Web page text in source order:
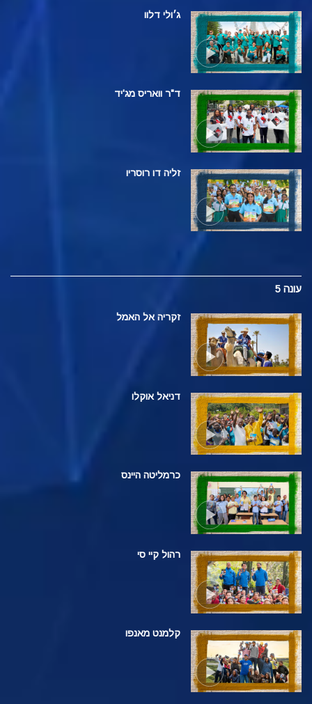
ג׳ולי דלוו
ד"ר וואריס מג'יד
זליה דו רוסריו
עונה 5
זקריה אל האמל
דניאל אוקלו
כרמליטה היינס
רהול קיי סי
קלמנט מאנפו